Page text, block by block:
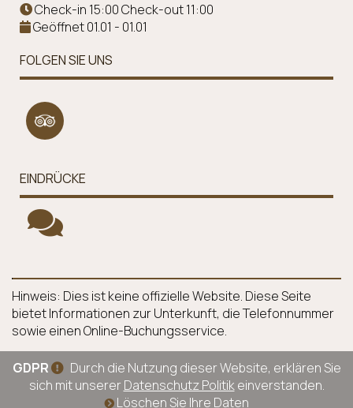
Check-in 15:00 Check-out 11:00
Geöffnet 01.01 - 01.01
FOLGEN SIE UNS
EINDRÜCKE
Hinweis: Dies ist keine offizielle Website. Diese Seite
bietet Informationen zur Unterkunft, die Telefonnummer
sowie einen Online-Buchungsservice.
GDPR
Durch die Nutzung dieser Website, erklären Sie
sich mit unserer Datenschutz Politikeinverstanden.
Löschen Sie Ihre Daten